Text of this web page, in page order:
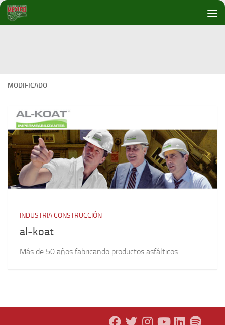
Debajo del contenido
MODIFICADO
INDUSTRIA CONSTRUCCIÓN
al-koat
Más de 50 años fabricando productos asfálticos